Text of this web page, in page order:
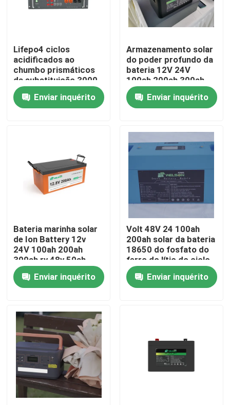
Casa
Sobre nós
Controle da qualidade
Contacte-nos
pilha de bateria lifepo4
bateria de 3.2v Lifepo4
bateria lifepo4 12V
Lifepo4 ciclos
acidificados ao
chumbo prismáticos
da substituição 3000
da bateria 12,8 V
100ahEnviar inquérito
Armazenamento solar
do poder profundo da
bateria 12V 24V
100ah 200ah 300ah
do ciclo Lifepo4
Enviar inquérito
Bateria marinha solar
de Ion Battery 12v
24V 100ah 200ah
300ah rv 48v 50ah
Lifepo4 do lítio
Enviar inquérito
Volt 48V 24 100ah
200ah solar da bateria
18650 do fosfato do
ferro do lítio do ciclo
profundo
Enviar inquérito